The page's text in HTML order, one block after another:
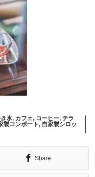
氷, カフェ, コーヒー, テラ
製コンポート, 自家製シロッ
Share